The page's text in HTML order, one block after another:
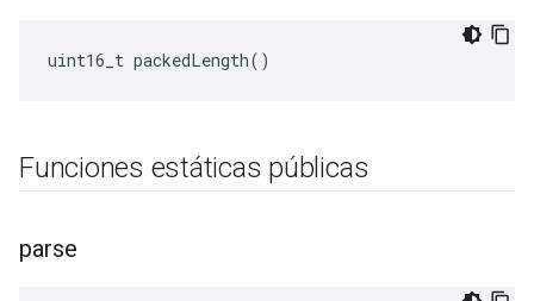
uint16_t packedLength()
Funciones estáticas públicas
parse